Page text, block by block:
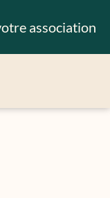
association